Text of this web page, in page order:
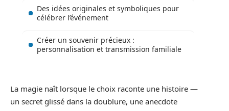
Des idées originales et symboliques pour
célébrer l’événement
Créer un souvenir précieux :
personnalisation et transmission familiale
La magie naît lorsque le choix raconte une histoire —
un secret glissé dans la doublure, une anecdote